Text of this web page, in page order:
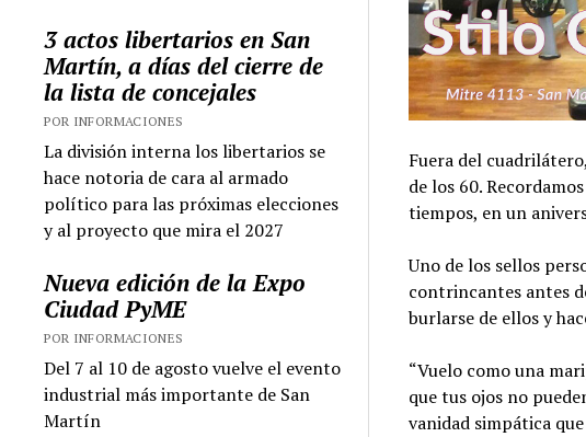
3 actos libertarios en San
Martín, a días del cierre de
la lista de concejales
POR INFORMACIONES
La división interna los libertarios se
hace notoria de cara al armado
político para las próximas elecciones
y al proyecto que mira el 2027
Nueva edición de la Expo
Ciudad PyME
POR INFORMACIONES
Del 7 al 10 de agosto vuelve el evento
industrial más importante de San
Martín
Fuera del
de los 60.
tiempos, en un
Uno de los sellos
contrincantes antes
burlarse de ellos y
“Vuelo como una
que tus ojos no
vanidad simpática